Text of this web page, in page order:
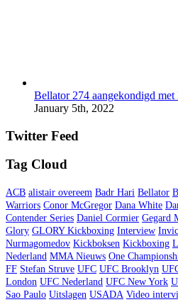
Bellator 274 aangekondigd
January 5th, 2022
Twitter Feed
Tag Cloud
ACB alistair overeem Badr Hari Bellator
Warriors Conor McGregor Dana White
Contender Series Daniel Cormier Gegard
Glory GLORY Kickboxing Interview
Nurmagomedov Kickboksen Kickboxing
Nederland MMA Nieuws One
FF Stefan Struve UFC UFC Brooklyn
London UFC Nederland UFC New York
Sao Paulo Uitslagen USADA Video